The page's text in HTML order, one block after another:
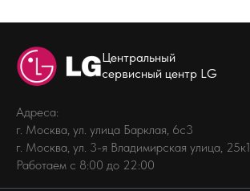
Центральный
сервисный центр LG
Адреса:
г. Москва, ул. улица Барклая, 6с3
г. Москва, ул. 3-я Владимирская улица, 25к1
Работаем с 8:00 до 22:00